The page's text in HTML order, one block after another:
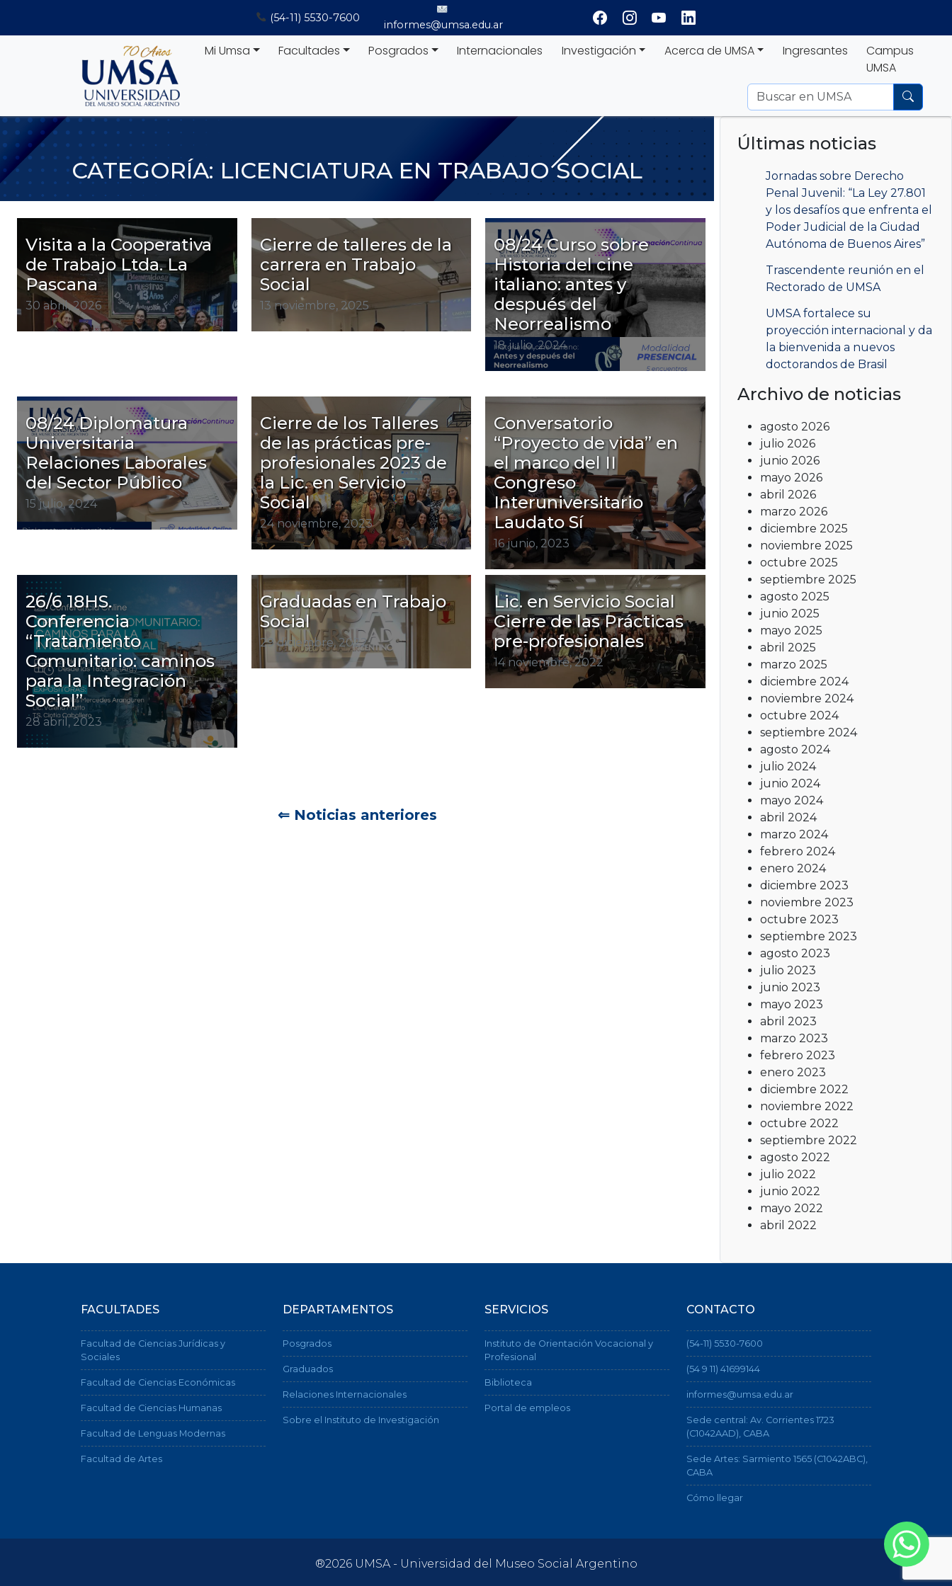
(54-11) 5530-7600
informes@umsa.edu.ar
Mi Umsa Facultades Posgrados Internacionales Investigación Acerca de UMSA Ingresantes
Campus
UMSA
CATEGORÍA: LICENCIATURA EN TRABAJO SOCIAL
Visita a la Cooperativa
de Trabajo Ltda. La
Pascana
30 abril, 2026
Cierre de talleres de la
carrera en Trabajo
Social
13 noviembre, 2025
08/24 Curso sobre
Historia del cine
italiano: antes y
después del
Neorrealismo
18 julio, 2024
08/24 Diplomatura
Universitaria
Relaciones Laborales
del Sector Público
15 julio, 2024
Cierre de los Talleres
de las prácticas pre-
profesionales 2023 de
la Lic. en Servicio
Social
24 noviembre, 2023
Conversatorio
“Proyecto de vida” en
el marco del II
Congreso
Interuniversitario
Laudato Sí
16 junio, 2023
26/6 18HS.
Conferencia
“Tratamiento
Comunitario: caminos
para la Integración
Social”
28 abril, 2023
Graduadas en Trabajo
Social
29 diciembre, 2022
Lic. en Servicio Social
Cierre de las Prácticas
pre-profesionales
14 noviembre, 2022
⇐ Noticias anteriores
Últimas noticias
Jornadas sobre Derecho
Penal Juvenil: “La Ley 27.801
y los desafíos que enfrenta el
Poder Judicial de la Ciudad
Autónoma de Buenos Aires”
Trascendente reunión en el
Rectorado de UMSA
UMSA fortalece su
proyección internacional y da
la bienvenida a nuevos
doctorandos de Brasil
Archivo de noticias
agosto 2026
julio 2026
junio 2026
mayo 2026
abril 2026
marzo 2026
diciembre 2025
noviembre 2025
octubre 2025
septiembre 2025
agosto 2025
junio 2025
mayo 2025
abril 2025
marzo 2025
diciembre 2024
noviembre 2024
octubre 2024
septiembre 2024
agosto 2024
julio 2024
junio 2024
mayo 2024
abril 2024
marzo 2024
febrero 2024
enero 2024
diciembre 2023
noviembre 2023
octubre 2023
septiembre 2023
agosto 2023
julio 2023
junio 2023
mayo 2023
abril 2023
marzo 2023
febrero 2023
enero 2023
diciembre 2022
noviembre 2022
octubre 2022
septiembre 2022
agosto 2022
julio 2022
junio 2022
mayo 2022
abril 2022
FACULTADES
Facultad de Ciencias Jurídicas y
Sociales
Facultad de Ciencias Económicas
Facultad de Ciencias Humanas
Facultad de Lenguas Modernas
Facultad de Artes
DEPARTAMENTOS
Posgrados
Graduados
Relaciones Internacionales
Sobre el Instituto de Investigación
SERVICIOS
Instituto de Orientación Vocacional y
Profesional
Biblioteca
Portal de empleos
CONTACTO
(54-11) 5530-7600
(54 9 11) 41699144
informes@umsa.edu.ar
Sede central: Av. Corrientes 1723
(C1042AAD), CABA
Sede Artes: Sarmiento 1565 (C1042ABC),
CABA
Cómo llegar
®2026 UMSA - Universidad del Museo Social Argentino